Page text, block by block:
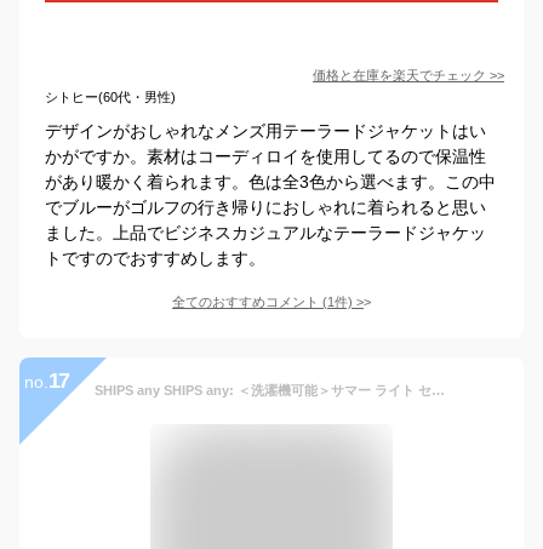
価格と在庫を楽天でチェック >>
シトヒー(60代・男性)
デザインがおしゃれなメンズ用テーラードジャケットはい
かがですか。素材はコーディロイを使用してるので保温性
があり暖かく着られます。色は全3色から選べます。この中
でブルーがゴルフの行き帰りにおしゃれに着られると思い
ました。上品でビジネスカジュアルなテーラードジャケッ
トですのでおすすめします。
全てのおすすめコメント (1件) >
no. 17 SHIPS any SHIPS any: ＜洗濯機可能＞サマー ライト セットアップ スーツ◇ シップス スーツ・フォーマル セットアップスーツ グレー ネイビー ブラック【送料無料】